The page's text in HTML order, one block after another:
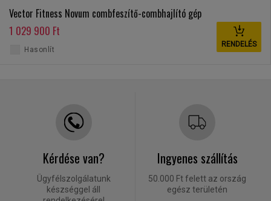
Vector Fitness Novum combfeszítő-combhajlító gép
1 029 900 Ft
RENDELÉS
Hasonlít
Kérdése van?
Ügyfélszolgálatunk
készséggel áll
Ingyenes szállítás
50.000 Ft felett az ország
egész területén